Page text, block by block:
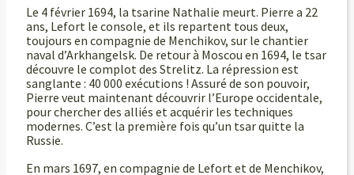
Le 4 février 1694, la tsarine Nathalie meurt. Pierre a 22
ans, Lefort le console, et ils repartent tous deux,
toujours en compagnie de Menchikov, sur le chantier
naval d’Arkhangelsk. De retour à Moscou en 1694, le tsar
découvre le complot des Strelitz. La répression est
sanglante : 40 000 exécutions ! Assuré de son pouvoir,
Pierre veut maintenant découvrir l’Europe occidentale,
pour chercher des alliés et acquérir les techniques
modernes. C’est la première fois qu’un tsar quitte la
Russie.
En mars 1697, en compagnie de Lefort et de Menchikov,